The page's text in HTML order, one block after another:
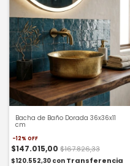
Bacha de Baño Dorada 36x36x11
cm
-12%OFF
$147.015,00 $167.826,33
$120.552,30 con